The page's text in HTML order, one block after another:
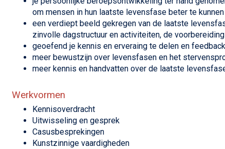
om mensen in hun laatste levensfase beter te
een verdiept beeld gekregen van de laatste
zinvolle dagstructuur en activiteiten, de
geoefend je kennis en erveraing te delen en
meer bewustzijn over levensfasen en het
meer kennis en handvatten over de laatste
Werkvormen
Kennisoverdracht
Uitwisseling en gesprek
Casusbesprekingen
Kunstzinnige vaardigheden